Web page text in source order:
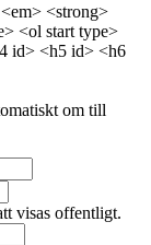
<strong>
<ol start type>
id> <h5 id> <h6
om till
visas offentligt.